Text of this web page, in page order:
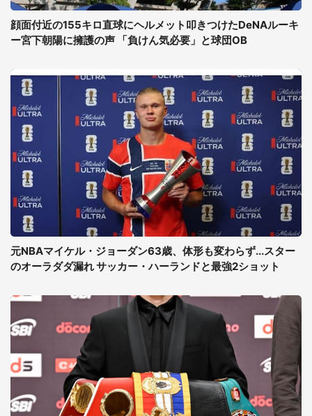
顔面付近の155キロ直球にヘルメット叩きつけたDeNAルーキ
ー宮下朝陽に擁護の声 「負けん気必要」と球団OB
元NBAマイケル・ジョーダン63歳、体形も変わらず...スター
のオーラダダ漏れ サッカー・ハーランドと最強2ショット